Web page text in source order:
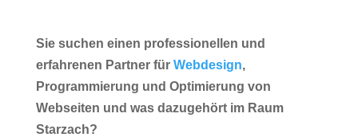
Sie suchen einen professionellen und
erfahrenen Partner für Webdesign,
Programmierung und Optimierung von
Webseiten und was dazugehört im Raum
Starzach?